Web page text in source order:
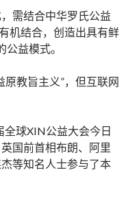
需结合中华罗氏公益
机结合，创造出具有鲜
公益模式。
原教旨主义”，但互联网
全球XIN公益大会今日
国前首相布朗、阿里
等知名人士参与了本